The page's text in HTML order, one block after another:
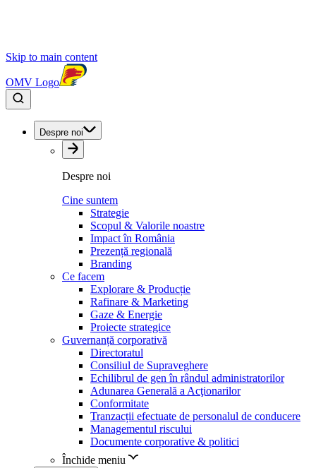
Skip to main content
OMV Logo
Despre noi
Despre noi
Cine suntem
Strategie
Scopul & Valorile noastre
Impact în România
Prezență regională
Branding
Ce facem
Explorare & Producție
Rafinare & Marketing
Gaze & Energie
Proiecte strategice
Guvernanță corporativă
Directoratul
Consiliul de Supraveghere
Echilibrul de gen în rândul administratorilor
Adunarea Generală a Acţionarilor
Conformitate
Tranzacții efectuate de personalul de conducere
Managementul riscului
Documente corporative & politici
Închide meniu